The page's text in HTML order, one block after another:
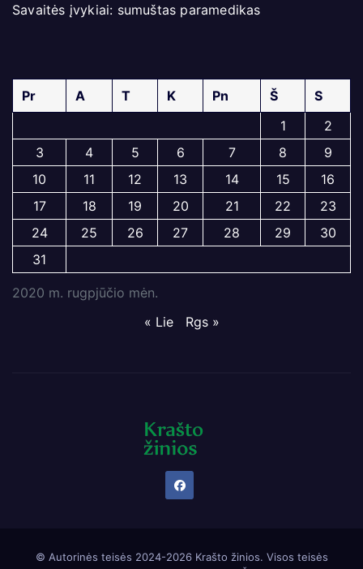
Savaitės įvykiai: sumuštas paramedikas
2020 m. rugpjūčio mėn.
Pr A T K Pn Š
S
1
2
3
4 5 6 7 8
9
10
11 12 13 14 15
16
17
18 19 20 21 22
23
24
25 26 27 28 29
30
31
« Lie Rgs »
© Autorinės teisės 2024-2026 Krašto žinios. Visos teisės